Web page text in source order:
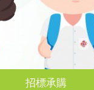
招標承購